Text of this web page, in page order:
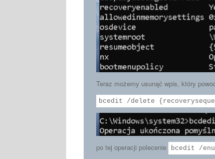
Teraz możemy usunąć wpis, który
bcedit /delete
po tej operacji polecenie bcedit /